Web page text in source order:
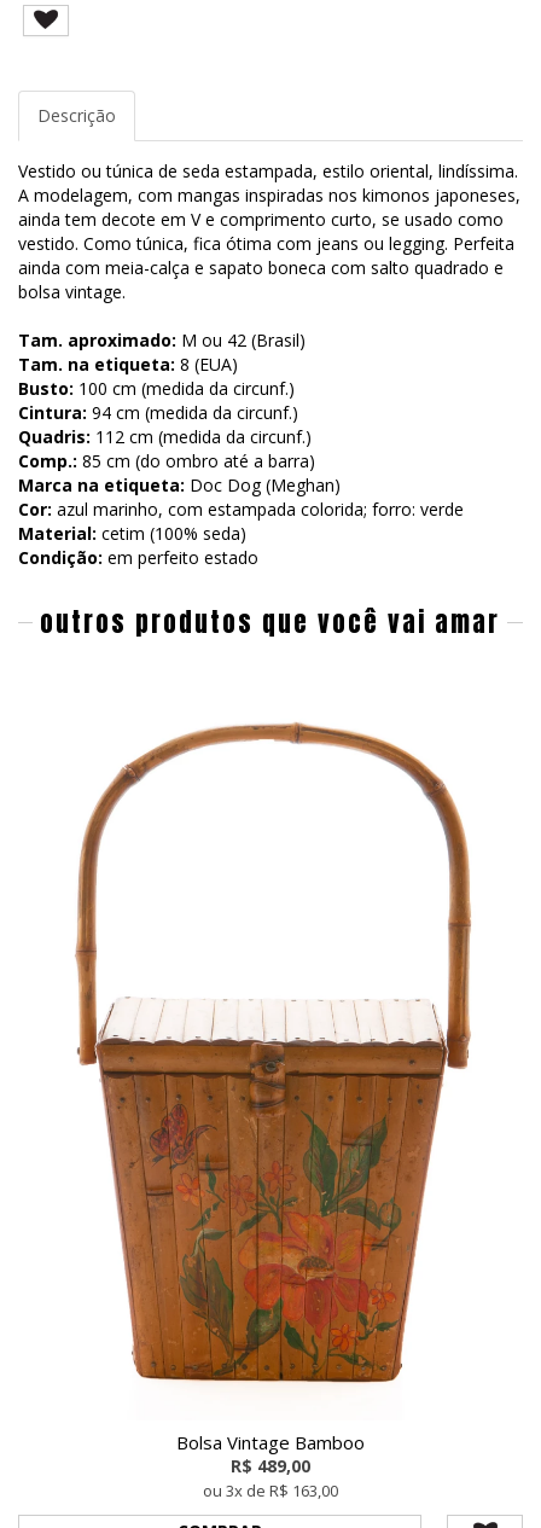
Descrição
Vestido ou túnica de seda estampada, estilo oriental, lindíssima.
A modelagem, com mangas inspiradas nos kimonos japoneses,
ainda tem decote em V e comprimento curto, se usado como
vestido. Como túnica, fica ótima com jeans ou legging. Perfeita
ainda com meia-calça e sapato boneca com salto quadrado e
bolsa vintage.
Tam. aproximado: M ou 42 (Brasil)
Tam. na etiqueta: 8 (EUA)
Busto: 100 cm (medida da circunf.)
Cintura: 94 cm (medida da circunf.)
Quadris: 112 cm (medida da circunf.)
Comp.: 85 cm (do ombro até a barra)
Marca na etiqueta: Doc Dog (Meghan)
Cor: azul marinho, com estampada colorida; forro: verde
Material: cetim (100% seda)
Condição: em perfeito estado
outros produtos que você vai amar
Bolsa Vintage Bamboo
R$ 489,00
ou 3x de R$ 163,00